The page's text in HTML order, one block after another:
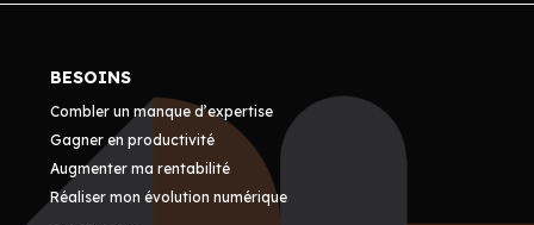
BESOINS
Combler un manque d’expertise
Gagner en productivité
Augmenter ma rentabilité
Réaliser mon évolution numérique